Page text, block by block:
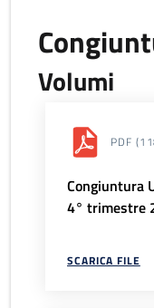
Volumi
PDF
Congiuntura
4° trimestre
SCARICA FILE